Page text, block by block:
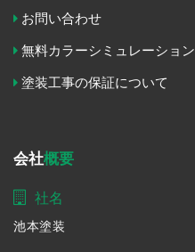
お問い合わせ
無料カラーシミュレーション
塗装工事の保証について
会社概要
社名
池本塗装